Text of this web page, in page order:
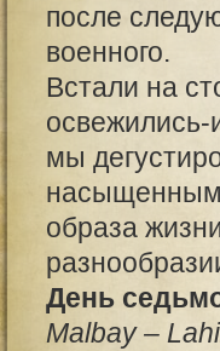
после
военного.
Встали на
освежились-
мы
насыщенным.
образа
День
Malbay –